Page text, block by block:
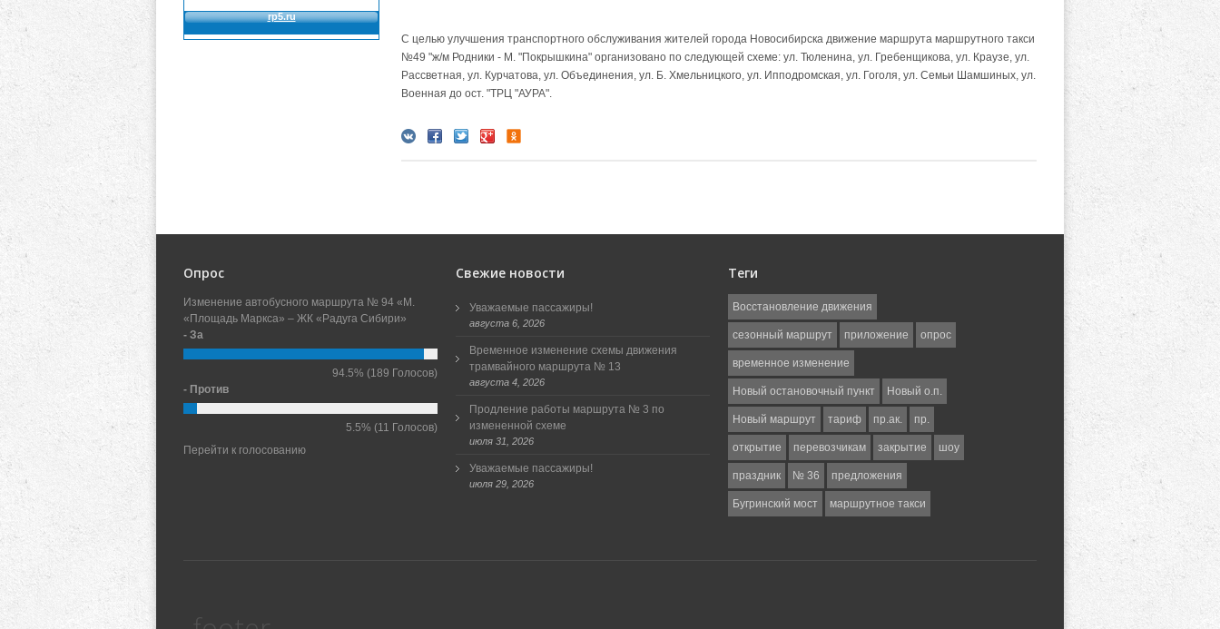
С целью улучшения транспортного обслуживания жителей города Новосибирска движение маршрута маршрутного такси
№49 "ж/м Родники - М. "Покрышкина" организовано по следующей схеме: ул. Тюленина, ул. Гребенщикова, ул. Краузе, ул.
Рассветная, ул. Курчатова, ул. Объединения, ул. Б. Хмельницкого, ул. Ипподромская, ул. Гоголя, ул. Семьи Шамшиных, ул.
Военная до ост. "ТРЦ "АУРА".
Опрос
Изменение автобусного маршрута № 94 «М.
«Площадь Маркса» – ЖК «Радуга Сибири»
- За
94.5% (189 Голосов)
- Против
5.5% (11 Голосов)
Перейти к голосованию
Свежие новости
Уважаемые пассажиры!
августа 6, 2026
Временное изменение схемы движения
трамвайного маршрута № 13
августа 4, 2026
Продление работы маршрута № 3 по
измененной схеме
июля 31, 2026
Уважаемые пассажиры!
июля 29, 2026
Теги
Восстановление движения
сезонный маршрут приложение опрос
временное изменение
Новый остановочный пункт Новый о.п.
Новый маршрут тариф пр.ак. пр.
открытие перевозчикам закрытие шоу
праздник № 36 предложения
Бугринский мост маршрутное такси